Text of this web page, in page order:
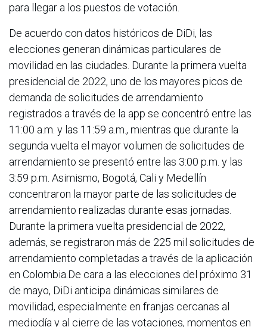
para llegar a los puestos de votación.
De acuerdo con datos históricos de DiDi, las
elecciones generan dinámicas particulares de
movilidad en las ciudades. Durante la primera vuelta
presidencial de 2022, uno de los mayores picos de
demanda de solicitudes de arrendamiento
registrados a través de la app se concentró entre las
11:00 a.m. y las 11:59 a.m., mientras que durante la
segunda vuelta el mayor volumen de solicitudes de
arrendamiento se presentó entre las 3:00 p.m. y las
3:59 p.m. Asimismo, Bogotá, Cali y Medellín
concentraron la mayor parte de las solicitudes de
arrendamiento realizadas durante esas jornadas.
Durante la primera vuelta presidencial de 2022,
además, se registraron más de 225 mil solicitudes de
arrendamiento completadas a través de la aplicación
en Colombia.De cara a las elecciones del próximo 31
de mayo, DiDi anticipa dinámicas similares de
movilidad, especialmente en franjas cercanas al
mediodía y al cierre de las votaciones, momentos en